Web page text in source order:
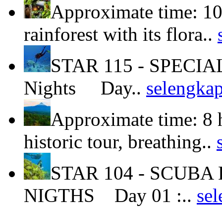
Approximate time:
rainforest with its flora..
STAR 115 -
Nights Day..
Approximate time: 8
historic tour, breathing..
STAR 104 -
NIGTHS Day 01 :..